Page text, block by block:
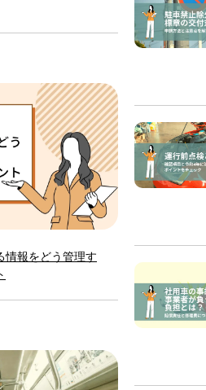
情報をどう管理す